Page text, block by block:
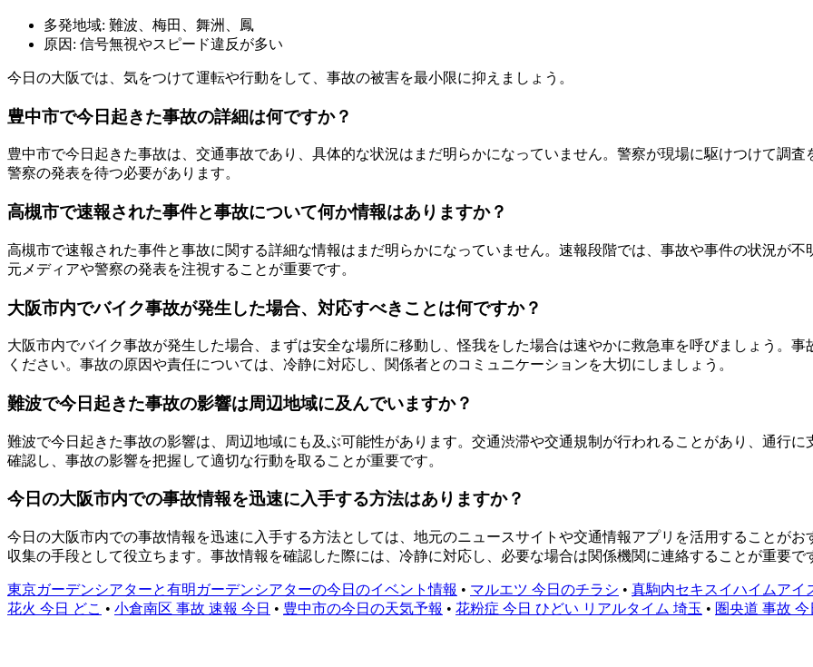
多発地域: 難波、梅田、舞洲、鳳
原因: 信号無視やスピード違反が多い
今日の大阪では、気をつけて運転や行動をして、事故の被害を最小限に抑えましょう。
豊中市で今日起きた事故の詳細は何ですか？
豊中市で今日起きた事故は、交通事故であり、具体的な状況はまだ明らかになっていません。警察が現場に駆けつけて調
警察の発表を待つ必要があります。
高槻市で速報された事件と事故について何か情報はありますか？
高槻市で速報された事件と事故に関する詳細な情報はまだ明らかになっていません。速報段階では、事故や事件の状況が
元メディアや警察の発表を注視することが重要です。
大阪市内でバイク事故が発生した場合、対応すべきことは何ですか？
大阪市内でバイク事故が発生した場合、まずは安全な場所に移動し、怪我をした場合は速やかに救急車を呼びましょう。
ください。事故の原因や責任については、冷静に対応し、関係者とのコミュニケーションを大切にしましょう。
難波で今日起きた事故の影響は周辺地域に及んでいますか？
難波で今日起きた事故の影響は、周辺地域にも及ぶ可能性があります。交通渋滞や交通規制が行われることがあり、通行
確認し、事故の影響を把握して適切な行動を取ることが重要です。
今日の大阪市内での事故情報を迅速に入手する方法はありますか？
今日の大阪市内での事故情報を迅速に入手する方法としては、地元のニュースサイトや交通情報アプリを活用することが
収集の手段として役立ちます。事故情報を確認した際には、冷静に対応し、必要な場合は関係機関に連絡することが重要で
東京ガーデンシアターと有明ガーデンシアターの今日のイベント情報 • マルエツ 今日のチラシ • 真駒内セキスイハイムアイ
花火 今日 どこ • 小倉南区 事故 速報 今日 • 豊中市の今日の天気予報 • 花粉症 今日 ひどい リアルタイム 埼玉 • 圏央道 事故